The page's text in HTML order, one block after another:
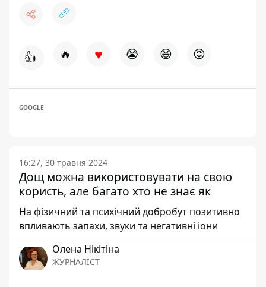
👍 🔥 ♥ 😭 😆 😡
GOOGLE
16:27, 30 травня 2024
Дощ можна використовувати на свою
користь, але багато хто не знає як
На фізичний та психічний добробут позитивно
впливають запахи, звуки та негативні іони
Олена Нікітіна
ЖУРНАЛІСТ